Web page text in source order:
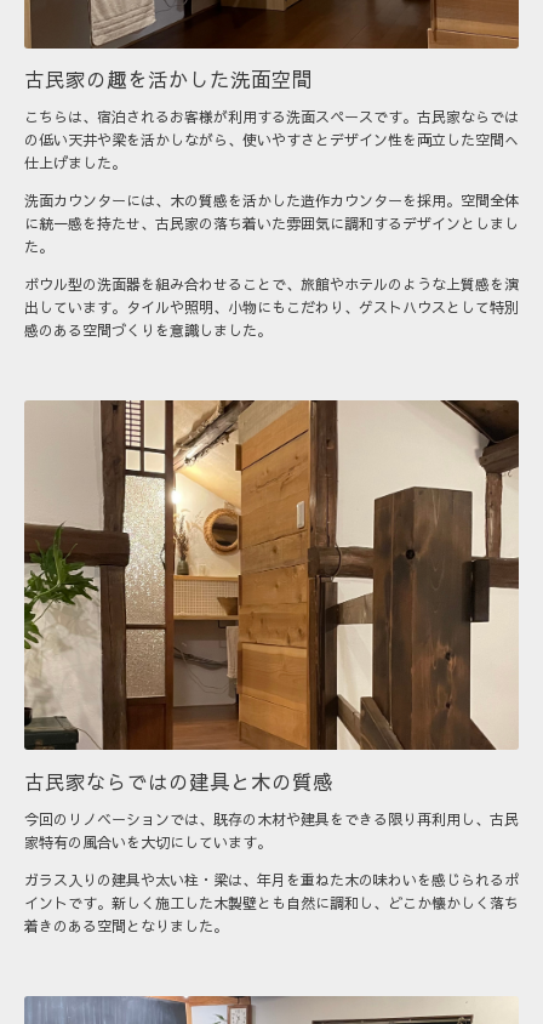
古民家の趣を活かした洗面空間
こちらは、宿泊されるお客様が利用する洗面スペースです。古民家ならでは
の低い天井や梁を活かしながら、使いやすさとデザイン性を両立した空間へ
仕上げました。
洗面カウンターには、木の質感を活かした造作カウンターを採用。空間全体
に統一感を持たせ、古民家の落ち着いた雰囲気に調和するデザインとしまし
た。
ボウル型の洗面器を組み合わせることで、旅館やホテルのような上質感を演
出しています。タイルや照明、小物にもこだわり、ゲストハウスとして特別
感のある空間づくりを意識しました。
古民家ならではの建具と木の質感
今回のリノベーションでは、既存の木材や建具をできる限り再利用し、古民
家特有の風合いを大切にしています。
ガラス入りの建具や太い柱・梁は、年月を重ねた木の味わいを感じられるポ
イントです。新しく施工した木製壁とも自然に調和し、どこか懐かしく落ち
着きのある空間となりました。